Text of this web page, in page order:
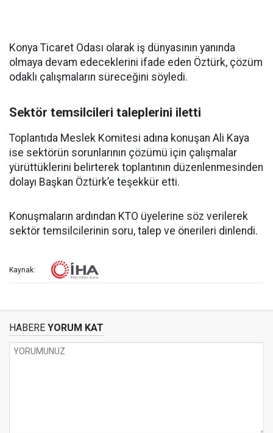
Konya Ticaret Odası olarak iş dünyasının yanında
olmaya devam edeceklerini ifade eden Öztürk, çözüm
odaklı çalışmaların süreceğini söyledi.
Sektör temsilcileri taleplerini iletti
Toplantıda Meslek Komitesi adına konuşan Ali Kaya
ise sektörün sorunlarının çözümü için çalışmalar
yürüttüklerini belirterek toplantının düzenlenmesinden
dolayı Başkan Öztürk’e teşekkür etti.
Konuşmaların ardından KTO üyelerine söz verilerek
sektör temsilcilerinin soru, talep ve önerileri dinlendi.
Kaynak:
HABERE YORUM KAT